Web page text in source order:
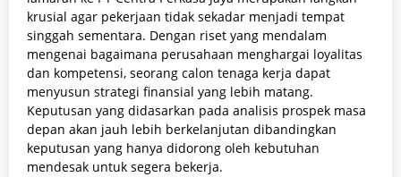
krusial agar pekerjaan tidak sekadar menjadi tempat
singgah sementara. Dengan riset yang mendalam
mengenai bagaimana perusahaan menghargai loyalitas
dan kompetensi, seorang calon tenaga kerja dapat
menyusun strategi finansial yang lebih matang.
Keputusan yang didasarkan pada analisis prospek masa
depan akan jauh lebih berkelanjutan dibandingkan
keputusan yang hanya didorong oleh kebutuhan
mendesak untuk segera bekerja.